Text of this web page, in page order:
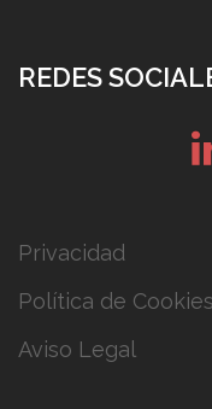
REDES
Privacidad
Política de Cookies
Aviso Legal